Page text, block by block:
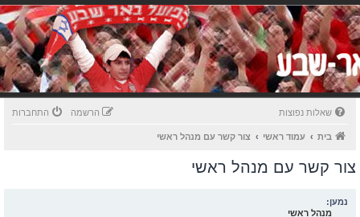
שאלות נפוצות התחברות הרשמה
בית עמוד ראשי צור קשר עם מנהל ראשי
צור קשר עם מנהל ראשי
נמען:
מנהל ראשי